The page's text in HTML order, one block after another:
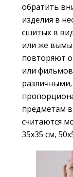
обратить
изделия в
сшитых в
или же
повторяют
или
различными,
предметам
считаются
35х35 см,